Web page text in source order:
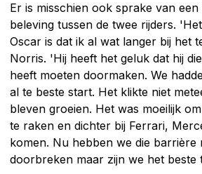
Er is misschien ook sprake van een
beleving tussen de twee rijders.
Oscar is dat ik al wat langer bij het
Norris. 'Hij heeft het geluk dat hij
heeft moeten doormaken. We
al te beste start. Het klikte niet
bleven groeien. Het was moeilijk
te raken en dichter bij Ferrari,
komen. Nu hebben we die barrière
doorbreken maar zijn we het beste